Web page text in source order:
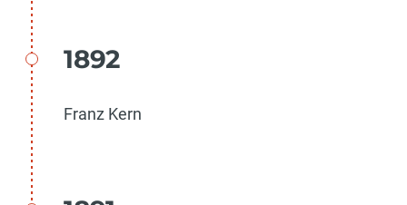
1892
Franz Kern